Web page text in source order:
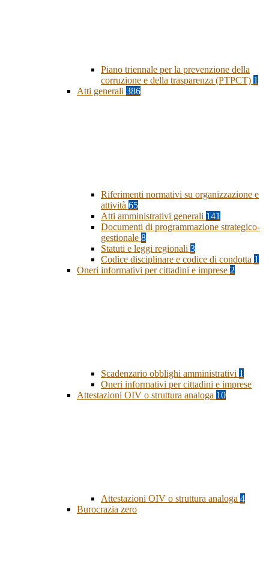
Piano triennale per la prevenzione della
corruzione e della trasparenza (PTPCT) 1
Atti generali 386
Riferimenti normativi su organizzazione e
attività 65
Atti amministrativi generali 141
Documenti di programmazione strategico-
gestionale 8
Statuti e leggi regionali 3
Codice disciplinare e codice di condotta 1
Oneri informativi per cittadini e imprese 2
Scadenzario obblighi amministrativi 1
Oneri informativi per cittadini e imprese
Attestazioni OIV o struttura analoga 10
Attestazioni OIV o struttura analoga 4
Burocrazia zero